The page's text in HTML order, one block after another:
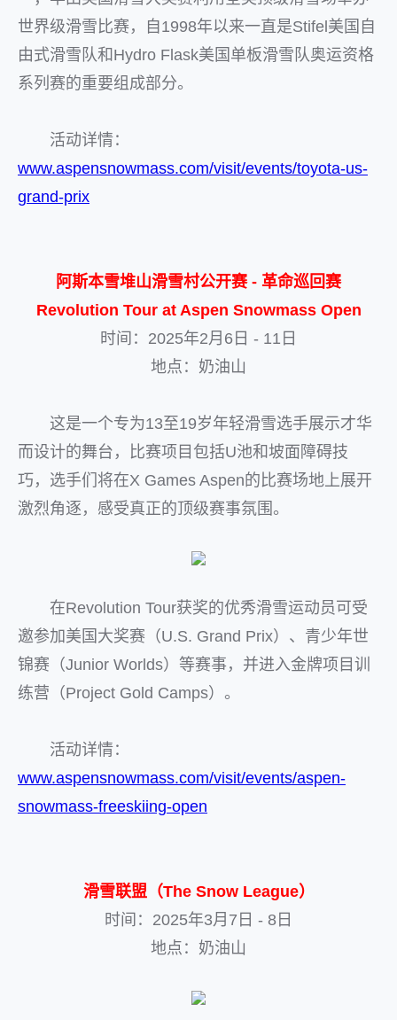
世界级滑雪比赛，自1998年以来一直是Stifel美国自
由式滑雪队和Hydro Flask美国单板滑雪队奥运资格
系列赛的重要组成部分。
活动详情：
www.aspensnowmass.com/visit/events/toyota-us-
grand-prix
阿斯本雪堆山滑雪村公开赛 - 革命巡回赛
Revolution Tour at Aspen Snowmass Open
时间：2025年2月6日 - 11日
地点：奶油山
这是一个专为13至19岁年轻滑雪选手展示才华
而设计的舞台，比赛项目包括U池和坡面障碍技
巧，选手们将在X Games Aspen的比赛场地上展开
激烈角逐，感受真正的顶级赛事氛围。
在Revolution Tour获奖的优秀滑雪运动员可受
邀参加美国大奖赛（U.S. Grand Prix）、青少年世
锦赛（Junior Worlds）等赛事，并进入金牌项目训
练营（Project Gold Camps）。
活动详情：
www.aspensnowmass.com/visit/events/aspen-
snowmass-freeskiing-open
滑雪联盟（The Snow League）
时间：2025年3月7日 - 8日
地点：奶油山